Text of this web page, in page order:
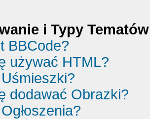
i Typy Tematów
BBCode?
używać HTML?
dodawać Obrazki?